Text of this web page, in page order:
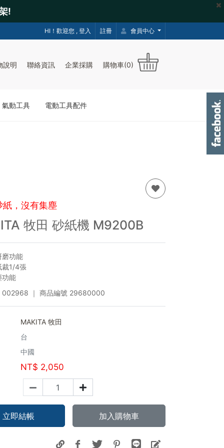
!
HI！歡迎您 , 登入 註冊 會員中心
說明 聯絡資訊 企業採購 購物車(0)
氣動工具 電動工具配件
紙，沒有集塵
牧田 砂紙機 M9200B
磨功能
裁1/4張
功能
002968 ｜ 商品編號 29680000
MAKITA 牧田
台
中國
NT$ 2,050
立即結帳 加入購物車